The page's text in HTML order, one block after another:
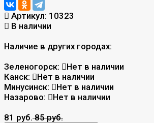
Артикул: 10323
В наличии
Наличие в других городах:
Зеленогорск:
Нет в наличии
Канск:
Нет в наличии
Минусинск:
Нет в наличии
Назарово:
Нет в наличии
81 руб.85 руб.